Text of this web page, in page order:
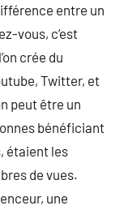
entre un
vous, c’est
crée du
Twitter, et
peut être un
bénéficiant
étaient les
de vues.
une